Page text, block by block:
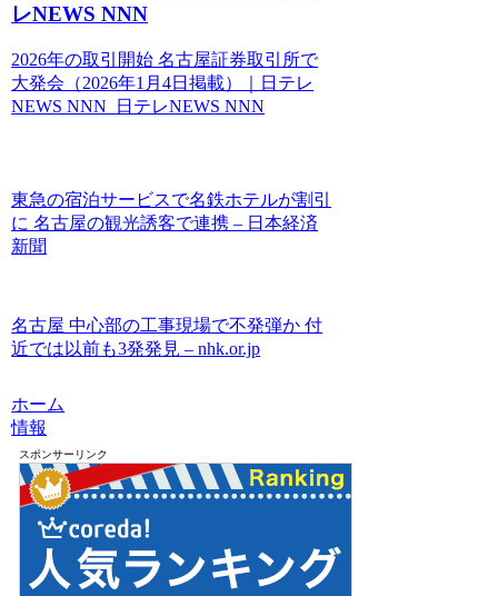
レNEWS NNN
2026年の取引開始 名古屋証券取引所で
大発会（2026年1月4日掲載）｜日テレ
NEWS NNN 日テレNEWS NNN
東急の宿泊サービスで名鉄ホテルが割引
に 名古屋の観光誘客で連携 – 日本経済
新聞
名古屋 中心部の工事現場で不発弾か 付
近では以前も3発発見 – nhk.or.jp
ホーム
情報
スポンサーリンク